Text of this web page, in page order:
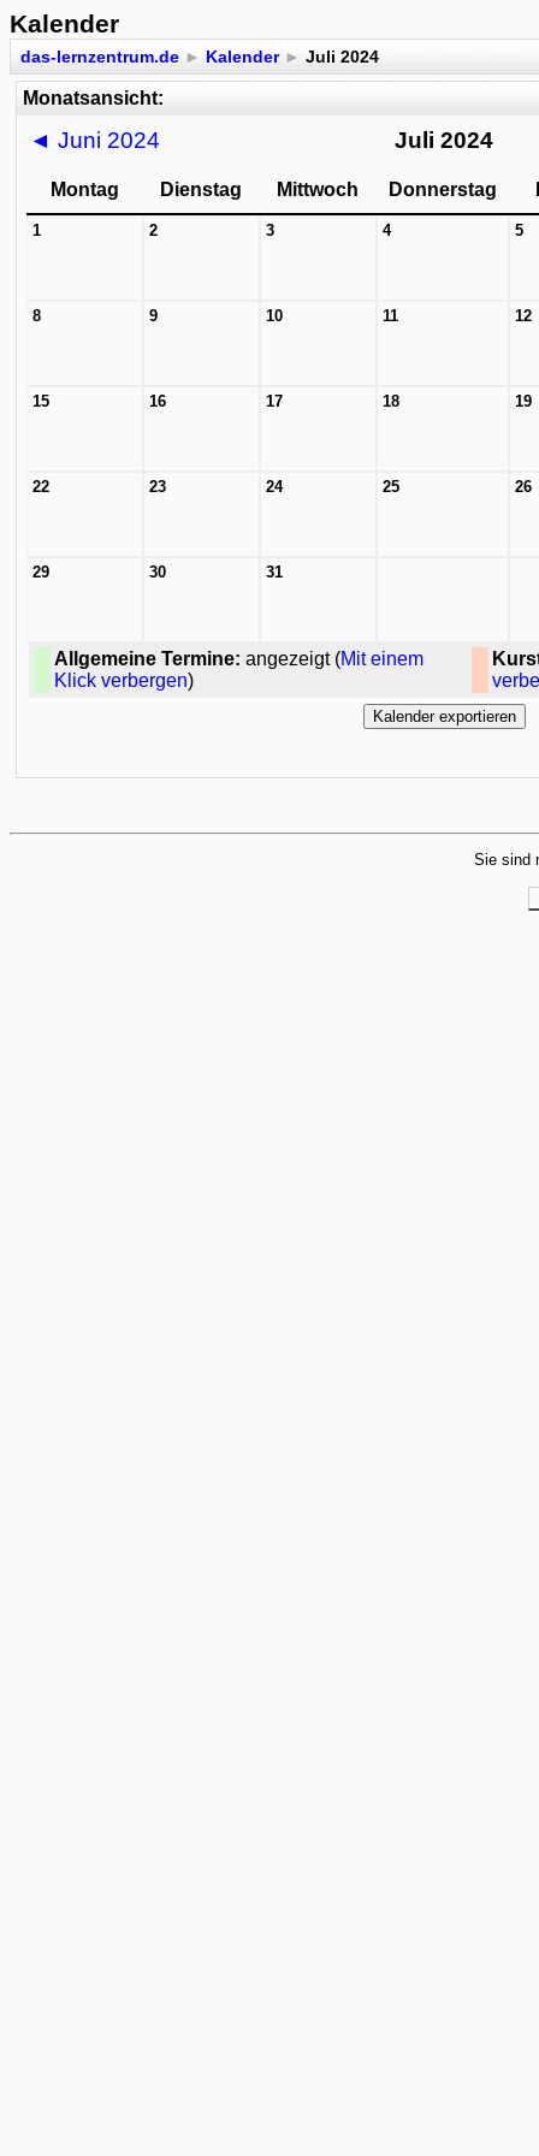
Kalender
das-lernzentrum.de ► Kalender ► Juli 2024
Monatsansicht:
◄ Juni 2024 Juli 2024
Montag Dienstag Mittwoch Donnerstag
1 2 3 4 5
8 9 10 11 12
15 16 17 18 19
22 23 24 25 26
29 30 31
Allgemeine Termine: angezeigt (Mit einem
Klick verbergen)
Sie sind